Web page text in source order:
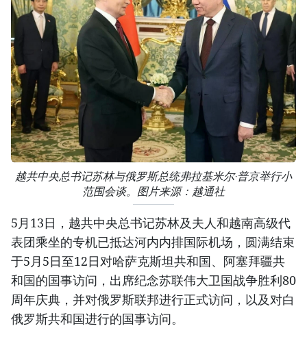
越共中央总书记苏林与俄罗斯总统弗拉基米尔·普京举行小
范围会谈。图片来源：越通社
5月13日，越共中央总书记苏林及夫人和越南高级代
表团乘坐的专机已抵达河内内排国际机场，圆满结束
于5月5日至12日对哈萨克斯坦共和国、阿塞拜疆共
和国的国事访问，出席纪念苏联伟大卫国战争胜利80
周年庆典，并对俄罗斯联邦进行正式访问，以及对白
俄罗斯共和国进行的国事访问。